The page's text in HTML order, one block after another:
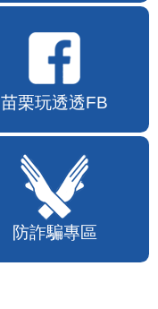
苗栗玩透透FB
防詐騙專區